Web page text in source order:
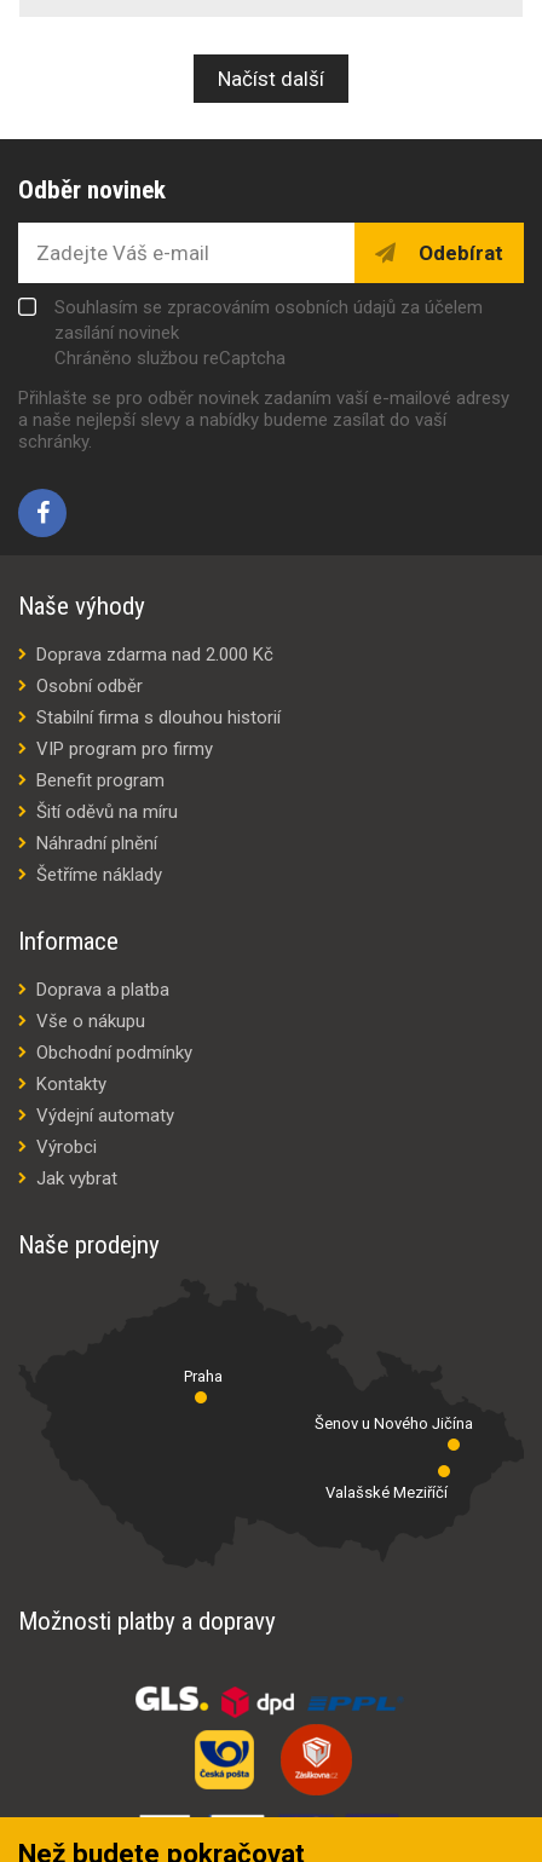
Načíst další
Odběr novinek
Odebírat
Souhlasím se zpracováním osobních údajů za účelem
zasílání novinek
Chráněno službou reCaptcha
Přihlašte se pro odběr novinek zadaním vaší e-mailové adresy
a naše nejlepší slevy a nabídky budeme zasílat do vaší
schránky.
Naše výhody
Doprava zdarma nad 2.000 Kč
Osobní odběr
Stabilní firma s dlouhou historií
VIP program pro firmy
Benefit program
Šití oděvů na míru
Náhradní plnění
Šetříme náklady
Informace
Doprava a platba
Vše o nákupu
Obchodní podmínky
Kontakty
Výdejní automaty
Výrobci
Jak vybrat
Naše prodejny
Praha
Valašské Meziříčí
Šenov u Nového Jičína
Možnosti platby a dopravy
Než budete pokračovat